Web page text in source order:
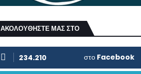
ΑΚΟΛΟΥΘΗΣΤΕ ΜΑΣ ΣΤΟ
234.210 στο Facebook